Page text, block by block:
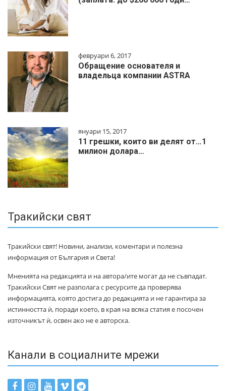
февруари 6, 2017
Обращение основателя и
владельца компании ASTRA
януари 15, 2017
11 грешки, които ви делят от…1
милиoн дoлapa…
Тракийски свят
Тракийски свят! Новини, анализи, коментари и полезна
информация от България и Света!
Мненията на редакцията и на автора/ите могат да не съвпадат.
Тракийски Свят не разполага с ресурсите да проверява
информацията, която достига до редакцията и не гарантира за
истинността ѝ, поради което, в края на всяка статия е посочен
източникът ѝ, освен ако не е авторска.
Канали в социалните мрежи